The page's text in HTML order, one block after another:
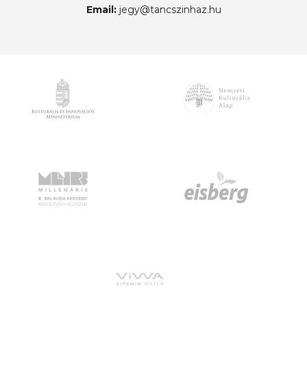
Email: jegy@tancszinhaz.hu